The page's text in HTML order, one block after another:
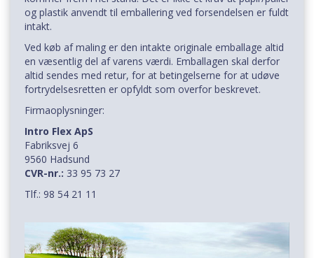
og plastik anvendt til emballering ved forsendelsen er fuldt
intakt.
Ved køb af maling er den intakte originale emballage altid
en væsentlig del af varens værdi. Emballagen skal derfor
altid sendes med retur, for at betingelserne for at udøve
fortrydelsesretten er opfyldt som overfor beskrevet.
Firmaoplysninger:
Intro Flex ApS
Fabriksvej 6
9560 Hadsund
CVR-nr.: 33 95 73 27
Tlf.: 98 54 21 11